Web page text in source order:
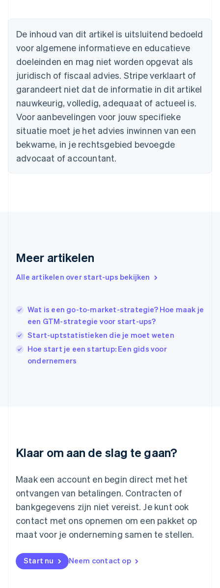
De inhoud van dit artikel is uitsluitend bedoeld
voor algemene informatieve en educatieve
doeleinden en mag niet worden opgevat als
juridisch of fiscaal advies. Stripe verklaart of
garandeert niet dat de informatie in dit artikel
nauwkeurig, volledig, adequaat of actueel is.
Voor aanbevelingen voor jouw specifieke
situatie moet je het advies inwinnen van een
bekwame, in je rechtsgebied bevoegde
advocaat of accountant.
Meer artikelen
Alle artikelen over start-ups bekijken
Wat is een go-to-market-strategie? Hoe maak je
een GTM-strategie voor start-ups?
Start-uptstatistieken die je moet weten
Hoe start je een startup: Een gids voor
ondernemers
Klaar om aan de slag te gaan?
Maak een account en begin direct met het
ontvangen van betalingen. Contracten of
bankgegevens zijn niet vereist. Je kunt ook
contact met ons opnemen om een pakket op
maat voor je onderneming samen te stellen.
Start nu Neem contact op
Português English
Bulgarije
English
Canada
EnglishFrançais
English
Denemarken
Duitsland
DeutschEnglish
Estland
Finland
EnglishSvenska
English
Hongkong SAR, China
English简体中文
English
Italië
ItalianoEnglish
日本語 English
Kroatië
FrançaisDeutschEnglish
English
Malta
English
Mexico
Nederland
NederlandsEnglish
English
Noorwegen